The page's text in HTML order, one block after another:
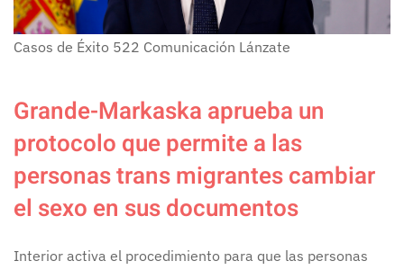
Casos de Éxito 522 Comunicación Lánzate
Grande-Markaska aprueba un
protocolo que permite a las
personas trans migrantes cambiar
el sexo en sus documentos
Interior activa el procedimiento para que las personas